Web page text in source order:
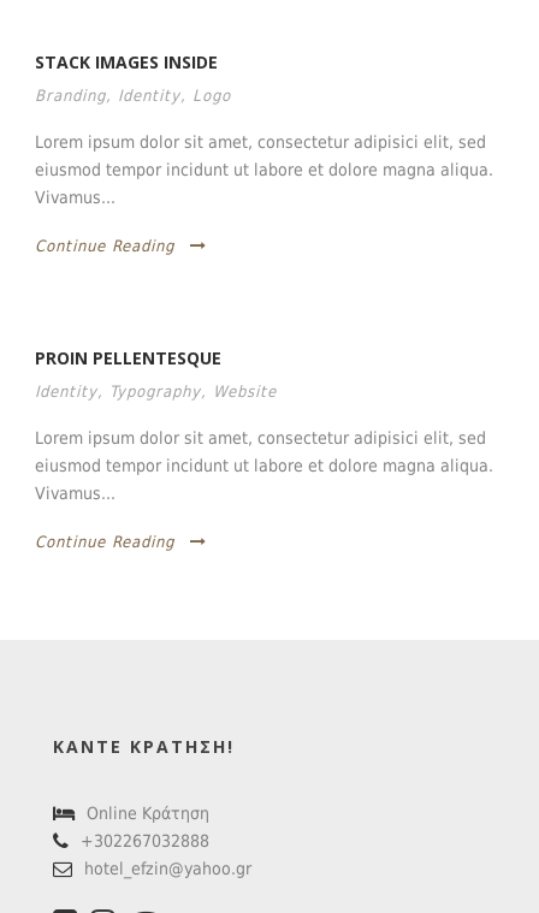
STACK IMAGES INSIDE
Branding, Identity, Logo
Lorem ipsum dolor sit amet, consectetur adipisici elit, sed
eiusmod tempor incidunt ut labore et dolore magna aliqua.
Vivamus...
Continue Reading
PROIN PELLENTESQUE
Identity, Typography, Website
Lorem ipsum dolor sit amet, consectetur adipisici elit, sed
eiusmod tempor incidunt ut labore et dolore magna aliqua.
Vivamus...
Continue Reading
ΚΆΝΤΕ ΚΡΆΤΗΣΗ!
Online Κράτηση
+302267032888
hotel_efzin@yahoo.gr